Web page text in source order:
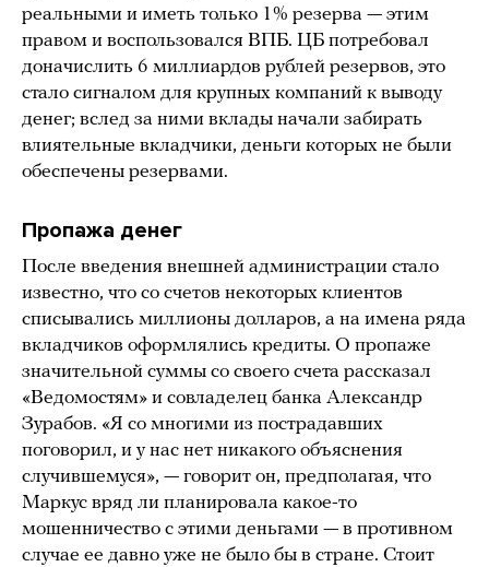
реальными и иметь только 1% резерва — этим
правом и воспользовался ВПБ. ЦБ потребовал
доначислить 6 миллиардов рублей резервов, это
стало сигналом для крупных компаний к выводу
денег; вслед за ними вклады начали забирать
влиятельные вкладчики, деньги которых не были
обеспечены резервами.
Пропажа денег
После введения внешней администрации стало
известно, что со счетов некоторых клиентов
списывались миллионы долларов, а на имена ряда
вкладчиков оформлялись кредиты. О пропаже
значительной суммы со своего счета рассказал
«Ведомостям» и совладелец банка Александр
Зурабов. «Я со многими из пострадавших
поговорил, и у нас нет никакого объяснения
случившемуся», — говорит он, предполагая, что
Маркус вряд ли планировала какое-то
мошенничество с этими деньгами — в противном
случае ее давно уже не было бы в стране. Стоит